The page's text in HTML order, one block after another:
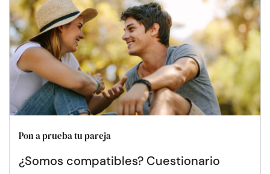
Pon a prueba tu pareja
¿Somos compatibles? Cuestionario